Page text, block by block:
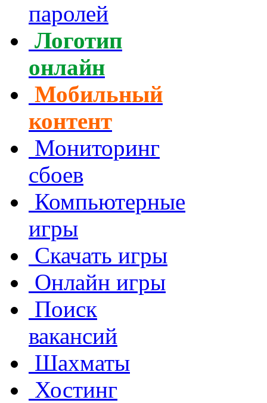
паролей
Логотип
онлайн
Мобильный
контент
Мониторинг
сбоев
Компьютерные
игры
Скачать игры
Онлайн игры
Поиск
вакансий
Шахматы
Хостинг